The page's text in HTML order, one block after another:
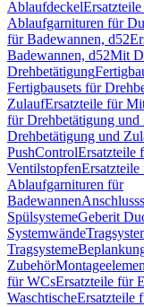
Ablaufdeckel
Ablaufgarnituren für
für Badewannen, d52
Badewannen, d52Mit
Drehbetätigung
Fertigbausets für
ZulaufErsatzteile für
für Drehbetätigung und
Drehbetätigung und
PushControlErsatzteile
Ventilstopfen
Ablaufgarnituren für
Badewannen
SpülsystemeGeberit
Systemwände
Tragsysteme
Zubehör
für WCsErsatzteile für
WaschtischeErsatzteile